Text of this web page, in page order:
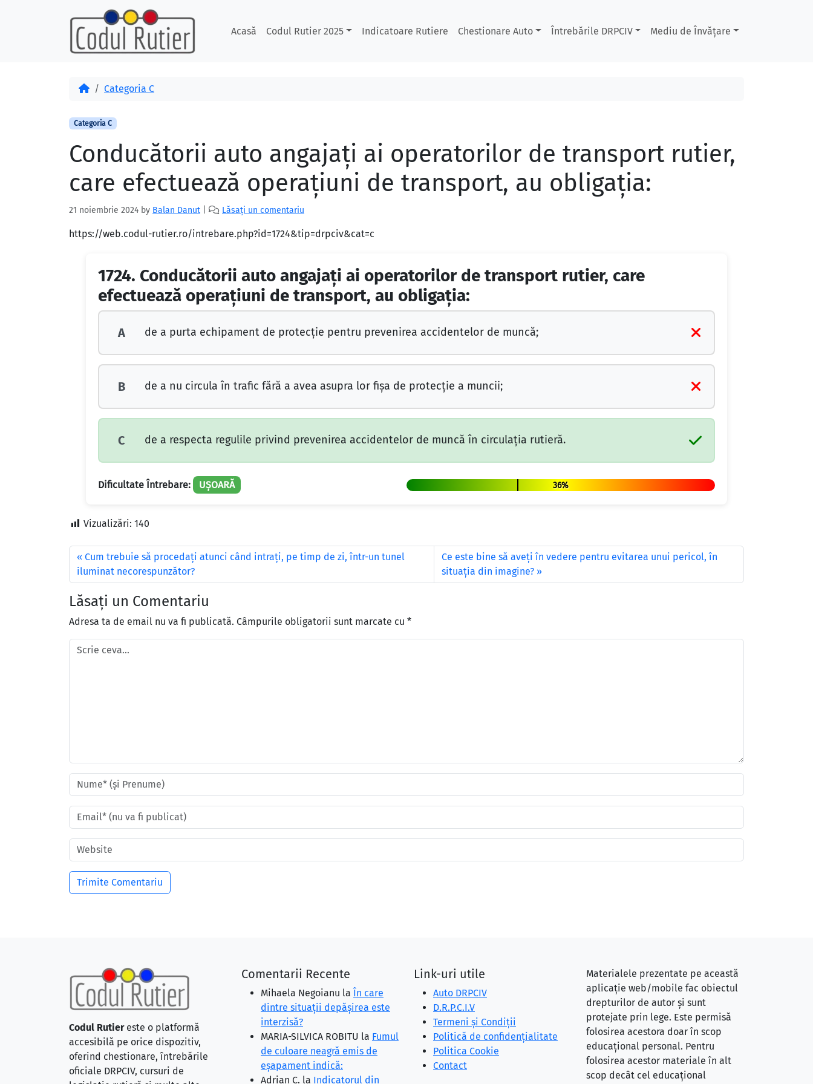
Acasă Codul Rutier 2025 Indicatoare Rutiere Chestionare Auto Întrebările DRPCIV Mediu de Învățare
AcasăCategoria C
Categoria C
Conducătorii auto angajaţi ai operatorilor de transport rutier,
care efectuează operaţiuni de transport, au obligaţia:
21 noiembrie 2024 by Balan Danut Lăsați un comentariu
https://web.codul-rutier.ro/intrebare.php?id=1724&tip=drpciv&cat=c
1724. Conducătorii auto angajaţi ai operatorilor de transport rutier, care
efectuează operaţiuni de transport, au obligaţia:
A de a purta echipament de protecţie pentru prevenirea accidentelor de muncă;
B de a nu circula în trafic fără a avea asupra lor fişa de protecţie a muncii;
C de a respecta regulile privind prevenirea accidentelor de muncă în circulaţia rutieră.
Dificultate Întrebare: UȘOARĂ 36%
Vizualizări: 140
Cum trebuie să procedaţi atunci când intraţi, pe timp de zi, într-un tunel
iluminat necorespunzător?
Ce este bine să aveți în vedere pentru evitarea unui pericol, în
situația din imagine?
Lăsați un Comentariu
Adresa ta de email nu va fi publicată. Câmpurile obligatorii sunt marcate cu *
Codul Rutiereste o platformă
accesibilă pe orice dispozitiv,
oferind chestionare, întrebările
oficiale DRPCIV, cursuri de
Comentarii Recente
Mihaela Negoianu la În care
dintre situaţii depăşirea este
interzisă?
MARIA-SILVICA ROBITU la Fumul
de culoare neagră emis de
eşapament indică:
Adrian C. la Indicatorul din
Link-uri utile
Auto DRPCIV
D.R.P.C.I.V
Termeni și Condiții
Politică de confidențialitate
Politica Cookie
Contact
Materialele prezentate pe această
aplicație web/mobile fac obiectul
drepturilor de autor și sunt
protejate prin lege. Este permisă
folosirea acestora doar în scop
educațional personal. Pentru
folosirea acestor materiale în alt
scop decât cel educațional